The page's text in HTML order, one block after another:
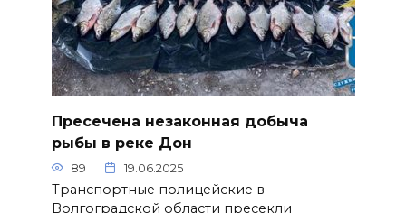
Пресечена незаконная добыча
рыбы в реке Дон
89 19.06.2025
Транспортные полицейские в
Волгоградской области пресекли